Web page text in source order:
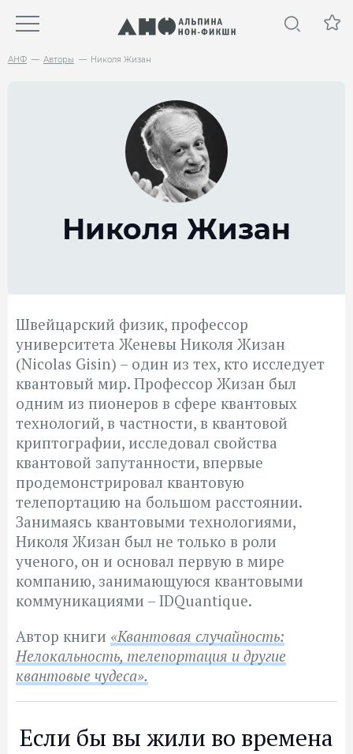
АНФ Авторы Николя Жизан
Николя Жизан
Швейцарский физик, профессор
университета Женевы Николя Жизан
(Nicolas Gisin) – один из тех, кто исследует
квантовый мир. Профессор Жизан был
одним из пионеров в сфере квантовых
технологий, в частности, в квантовой
криптографии, исследовал свойства
квантовой запутанности, впервые
продемонстрировал квантовую
телепортацию на большом расстоянии.
Занимаясь квантовыми технологиями,
Николя Жизан был не только в роли
ученого, он и основал первую в мире
компанию, занимающуюся квантовыми
коммуникациями – IDQuantique.
Автор книги «Квантовая случайность:
Нелокальность, телепортация и другие
квантовые чудеса».
Если бы вы жили во времена